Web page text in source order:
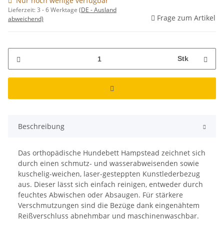
Lieferzeit:3 - 6 Werktage (DE - Ausland
abweichend)
Frage zum Artikel
Stk
Beschreibung
Das orthopädische Hundebett Hampstead zeichnet sich
durch einen schmutz- und wasserabweisenden sowie
kuschelig-weichen, laser-gesteppten Kunstlederbezug
aus. Dieser lässt sich einfach reinigen, entweder durch
feuchtes Abwischen oder Absaugen. Für stärkere
Verschmutzungen sind die Bezüge dank eingenähtem
Reißverschluss abnehmbar und maschinenwaschbar.